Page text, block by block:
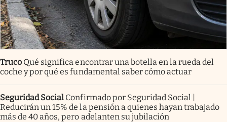
Truco Qué significa encontrar una botella en la rueda del
coche y por qué es fundamental saber cómo actuar
Seguridad Social Confirmado por Seguridad Social |
Reducirán un 15% de la pensión a quienes hayan trabajado
más de 40 años, pero adelanten su jubilación